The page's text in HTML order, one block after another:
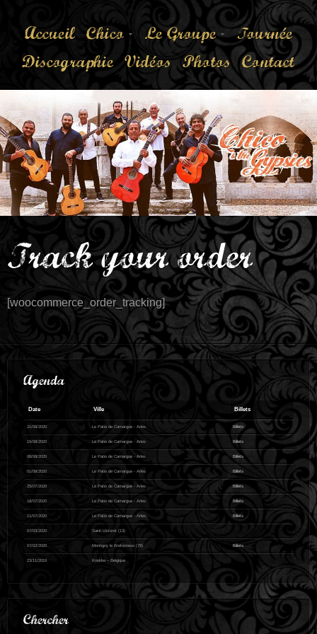
Accueil Chico Le Groupe
Tournée
Discographie Vidéos Photos Contact
Track your order
[woocommerce_order_tracking]
Agenda
Date Ville Billets
21/08/2020 Le Patio de Camargue - Arles Billets
15/08/2020 Le Patio de Camargue - Arles Billets
08/08/2020 Le Patio de Camargue - Arles Billets
01/08/2020 Le Patio de Camargue - Arles Billets
25/07/2020 Le Patio de Camargue - Arles Billets
18/07/2020 Le Patio de Camargue - Arles Billets
11/07/2020 Le Patio de Camargue - Arles Billets
07/03/2020 Saint-Victoret (13)
07/02/2020 Montigny le Bretonneux (78) Billets
23/11/2019 Knokke – Belgique
Chercher